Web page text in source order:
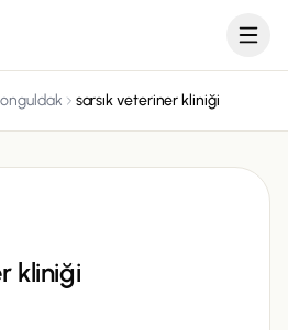
sarsık veteriner kliniği
kliniği